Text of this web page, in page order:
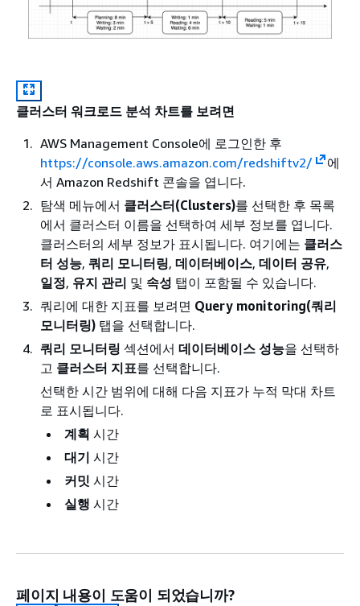
클러스터 워크로드 분석 차트를 보려면
AWS Management Console에 로그인한 후
https://console.aws.amazon.com/redshiftv2/
에
서 Amazon Redshift 콘솔을 엽니다.
탐색 메뉴에서 클러스터(Clusters)를 선택한 후 목록
에서 클러스터 이름을 선택하여 세부 정보를 엽니다.
클러스터의 세부 정보가 표시됩니다. 여기에는 클러스
터 성능, 쿼리 모니터링, 데이터베이스, 데이터 공유,
일정, 유지 관리 및 속성 탭이 포함될 수 있습니다.
쿼리에 대한 지표를 보려면 Query monitoring(쿼리
모니터링) 탭을 선택합니다.
쿼리 모니터링 섹션에서 데이터베이스 성능을 선택하
고 클러스터 지표를 선택합니다.
선택한 시간 범위에 대해 다음 지표가 누적 막대 차트
로 표시됩니다.
계획 시간
대기 시간
커밋 시간
실행 시간
페이지 내용이 도움이 되었습니까?